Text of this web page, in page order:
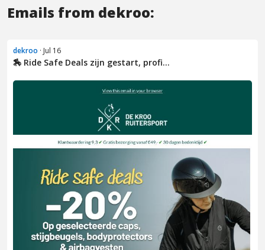
Emails from dekroo:
dekroo · Jul 16
🏇 Ride Safe Deals zijn gestart, profi...